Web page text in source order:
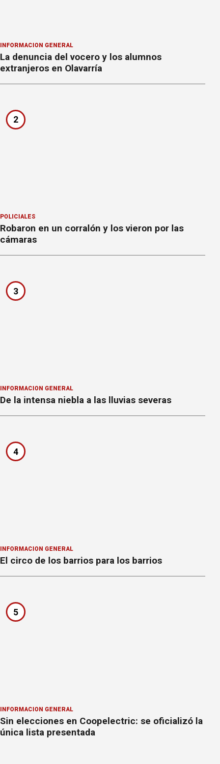
INFORMACION GENERAL
La denuncia del vocero y los alumnos
extranjeros en Olavarría
2
POLICIALES
Robaron en un corralón y los vieron por las
cámaras
3
INFORMACION GENERAL
De la intensa niebla a las lluvias severas
4
INFORMACION GENERAL
El circo de los barrios para los barrios
5
INFORMACION GENERAL
Sin elecciones en Coopelectric: se oficializó la
única lista presentada